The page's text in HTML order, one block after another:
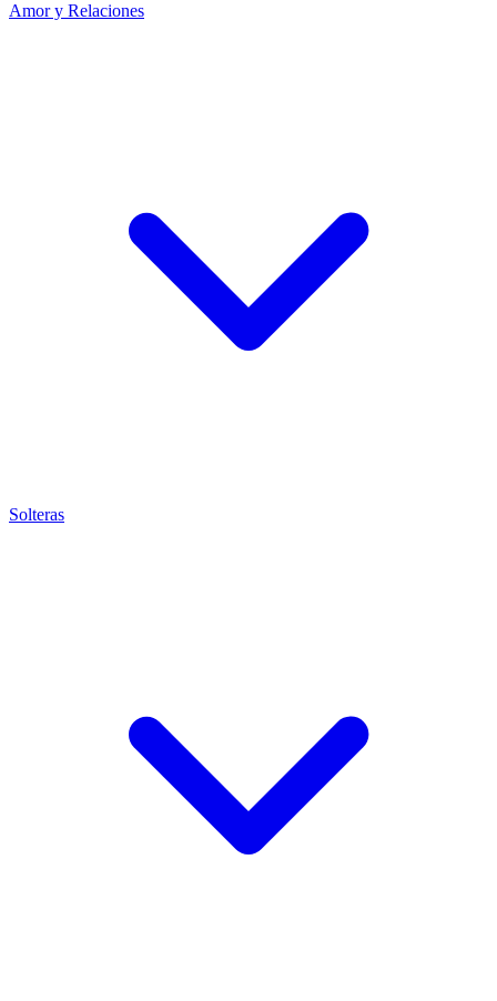
Amor y Relaciones
Solteras